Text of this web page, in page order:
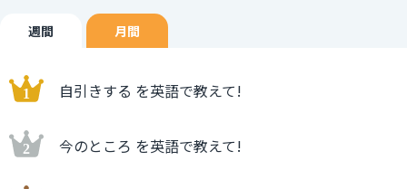
週間 月間
自引きする を英語で教えて!
今のところ を英語で教えて!